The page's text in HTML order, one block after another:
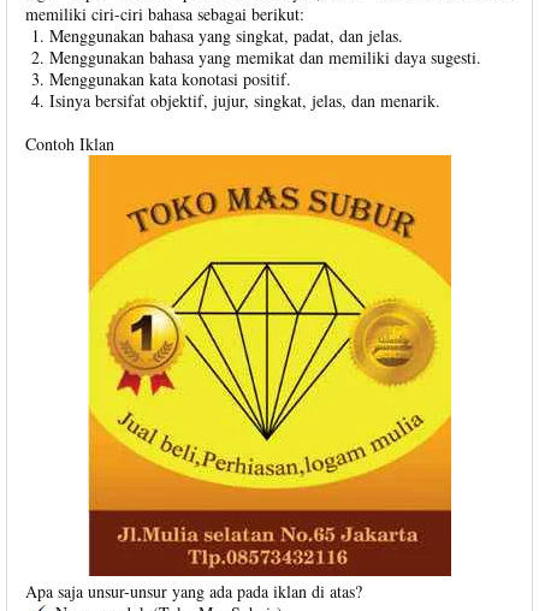
memiliki ciri-ciri bahasa sebagai berikut:
Menggunakan bahasa yang singkat, padat, dan jelas.
Menggunakan bahasa yang memikat dan memiliki daya sugesti.
Menggunakan kata konotasi positif.
Isinya bersifat objektif, jujur, singkat, jelas, dan menarik.
Contoh Iklan
Apa saja unsur-unsur yang ada pada iklan di atas?